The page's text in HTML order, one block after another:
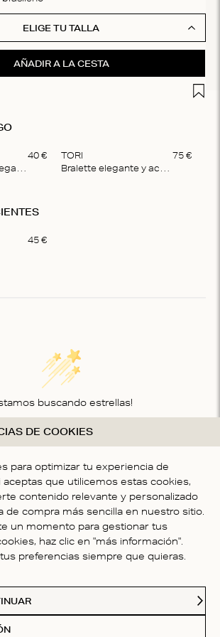
ELIGE TU TALLA
Add
AÑADIR A LA CESTA
Braguitas tanga elegantes
40 € TORI
Bralette elegante y acolchada
75 €
45 €
buscando estrellas!
Compártenos tu opinión
LA PRIMER PERSONA EN
ESCRIBIR UNA OPINIÓN
ATENCIÓN AL CLIENTE
DE COOKIES
para optimizar tu experiencia de
aceptas que utilicemos estas cookies,
contenido relevante y personalizado
de compra más sencilla en nuestro sitio.
un momento para gestionar tus
haz clic en "más información".
preferencias siempre que quieras.